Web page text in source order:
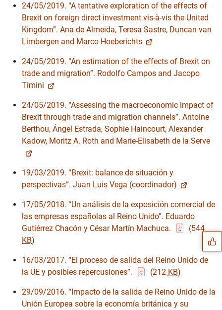
24/05/2019. “A tentative exploration of the effects of
Brexit on foreign direct investment vis-à-vis the United
Kingdom”. Ana de Almeida, Teresa Sastre, Duncan van
Limbergen and Marco Hoeberichts
24/05/2019. “An estimation of the effects of Brexit on
trade and migration”. Rodolfo Campos and Jacopo
Timini
24/05/2019. “Assessing the macroeconomic impact of
Brexit through trade and migration channels”. Antoine
Berthou, Ángel Estrada, Sophie Haincourt, Alexander
Kadow, Moritz A. Roth and Marie-Elisabeth de la Serve
19/03/2019. “Brexit: balance de situación y
perspectivas”. Juan Luis Vega (coordinador)
17/05/2018. “Un análisis de la exposición comercial de
las empresas españolas al Reino Unido”. Eduardo
Gutiérrez Chacón y César Martín Machuca.
(544
KB)
16/03/2017. “El proceso de salida del Reino Unido de
la UE y posibles repercusiones”.
(212 KB)
29/09/2016. “Impacto de la salida de Reino Unido de la
Unión Europea sobre la economía británica y su
Sugerencias